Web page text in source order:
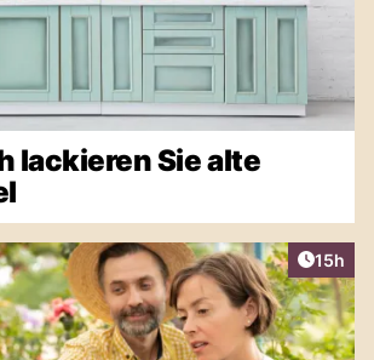
lackieren Sie alte
Artikel
15h